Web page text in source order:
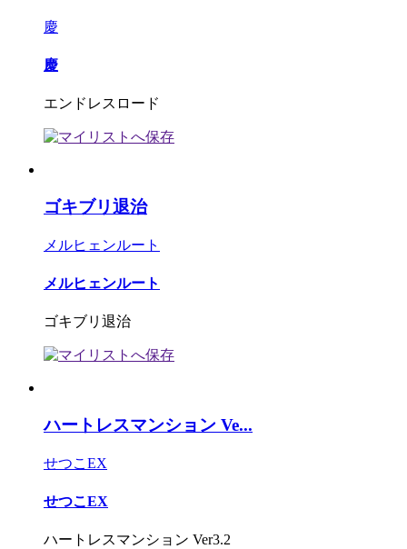
慶
慶
エンドレスロード
ゴキブリ退治
メルヒェンルート
メルヒェンルート
ゴキブリ退治
ハートレスマンション Ve...
せつこEX
せつこEX
ハートレスマンション Ver3.2